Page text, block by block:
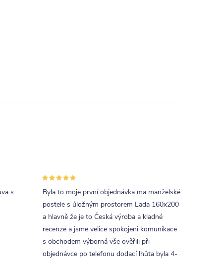
s
Byla to moje první objednávka ma manželské
postele s úložným prostorem Lada 160x200
a hlavně že je to Česká výroba a kladné
recenze a jsme velice spokojeni komunikace
s obchodem výborná vše ověřili při
objednávce po telefonu dodací lhůta byla 4-